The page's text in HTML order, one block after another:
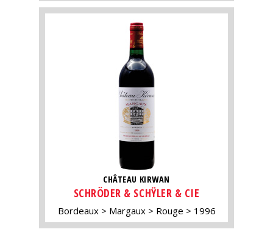
CHÂTEAU KIRWAN
SCHRÖDER & SCHŸLER & CIE
Bordeaux Margaux Rouge 1996